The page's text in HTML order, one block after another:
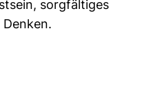
sorgfältiges